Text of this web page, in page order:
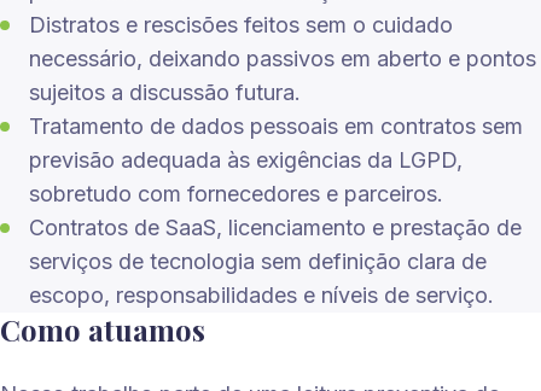
Distratos e rescisões feitos sem o cuidado
necessário, deixando passivos em aberto e pontos
sujeitos a discussão futura.
Tratamento de dados pessoais em contratos sem
previsão adequada às exigências da LGPD,
sobretudo com fornecedores e parceiros.
Contratos de SaaS, licenciamento e prestação de
serviços de tecnologia sem definição clara de
escopo, responsabilidades e níveis de serviço.
Como atuamos